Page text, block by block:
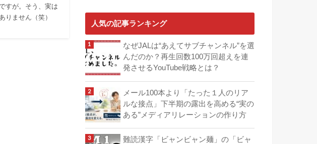
すが。そう、実は
りません（笑）
人気の記事ランキング
なぜJALは“あえてサブチャンネル”を選
んだのか？再生回数100万回超えを連
発させるYouTube戦略とは？
メール100本より「たった１人のリア
ルな接点」下半期の露出を高める“実の
ある”メディアリレーションの作り方
難読漢字「ビャンビャン麺」の「ビャ